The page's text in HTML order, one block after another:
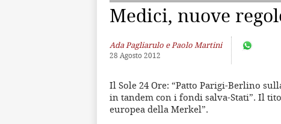
Medici, nuove
Ada Pagliarulo e Paolo Martini
28 Agosto 2012
Il Sole 24 Ore: “Patto Parigi-Berlino
in tandem con i fondi salva-Stati”. Il
europea della Merkel”.